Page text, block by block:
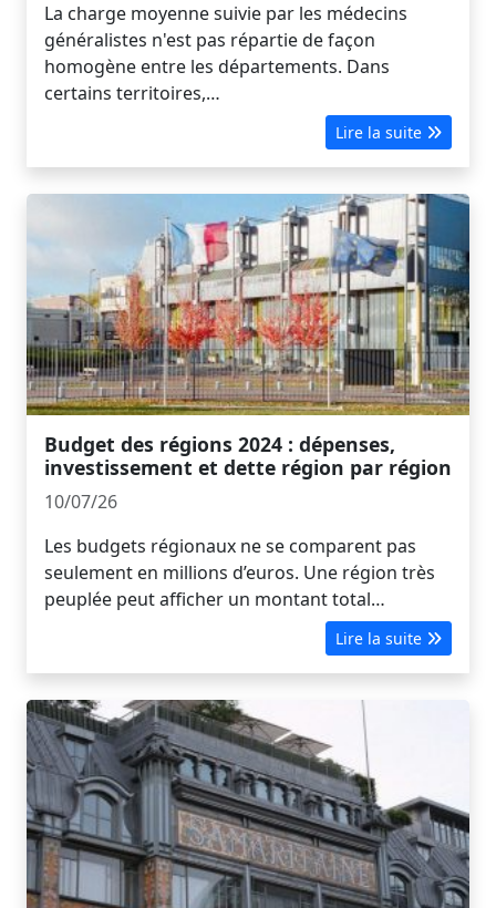
La charge moyenne suivie par les médecins
généralistes n'est pas répartie de façon
homogène entre les départements. Dans
certains territoires,…
Lire la suite
Budget des régions 2024 : dépenses,
investissement et dette région par région
10/07/26
Les budgets régionaux ne se comparent pas
seulement en millions d’euros. Une région très
peuplée peut afficher un montant total…
Lire la suite